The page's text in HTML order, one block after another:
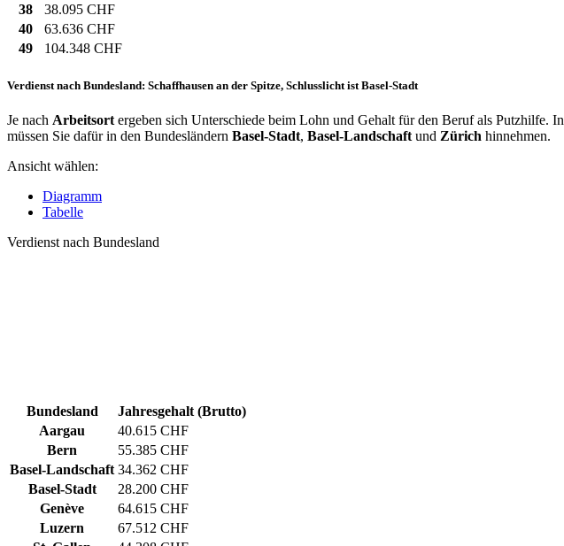
38
38.095 CHF
40
63.636 CHF
49
104.348 CHF
Verdienst nach Bundesland: Schaffhausen an der Spitze, Schlusslicht ist Basel-Stadt
Je nach Arbeitsort ergeben sich Unterschiede beim Lohn und Gehalt für den Beruf als Putzhilfe. In
müssen Sie dafür in den Bundesländern Basel-Stadt, Basel-Landschaft und Zürich hinnehmen.
Ansicht wählen:
Diagramm
Tabelle
Verdienst nach Bundesland
Bundesland
Jahresgehalt (Brutto)
Aargau
40.615 CHF
Bern
55.385 CHF
Basel-Landschaft 34.362 CHF
Basel-Stadt
28.200 CHF
Genève
64.615 CHF
Luzern
67.512 CHF